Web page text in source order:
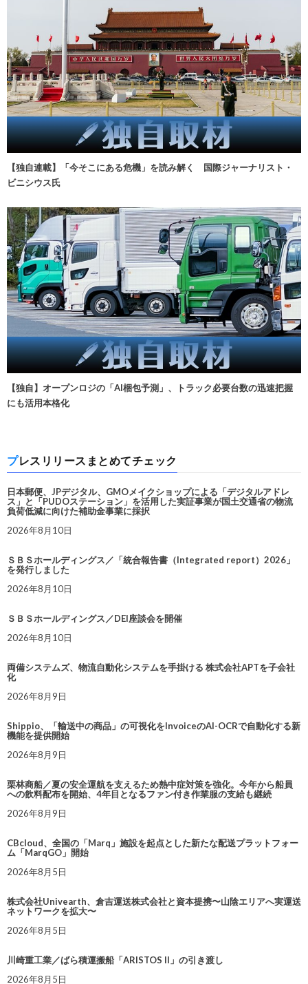
【独自連載】「今そこにある危機」を読み解く 国際ジャーナリスト・
ビニシウス氏
【独自】オープンロジの「AI梱包予測」、トラック必要台数の迅速把握
にも活用本格化
プレスリリースまとめてチェック
日本郵便、JPデジタル、GMOメイクショップによる「デジタルアドレ
ス」と「PUDOステーション」を活用した実証事業が国土交通省の物流
負荷低減に向けた補助金事業に採択
2026年8月10日
ＳＢＳホールディングス／「統合報告書（Integrated report）2026」
を発行しました
2026年8月10日
ＳＢＳホールディングス／DEI座談会を開催
2026年8月10日
両備システムズ、物流自動化システムを手掛ける 株式会社APTを子会社
化
2026年8月9日
Shippio、「輸送中の商品」の可視化をInvoiceのAI-OCRで自動化する新
機能を提供開始
2026年8月9日
栗林商船／夏の安全運航を支えるため熱中症対策を強化。今年から船員
への飲料配布を開始、4年目となるファン付き作業服の支給も継続
2026年8月9日
CBcloud、全国の「Marq」施設を起点とした新たな配送プラットフォー
ム「MarqGO」開始
2026年8月5日
株式会社Univearth、倉吉運送株式会社と資本提携〜山陰エリアへ実運送
ネットワークを拡大〜
2026年8月5日
川崎重工業／ばら積運搬船「ARISTOS II」の引き渡し
2026年8月5日